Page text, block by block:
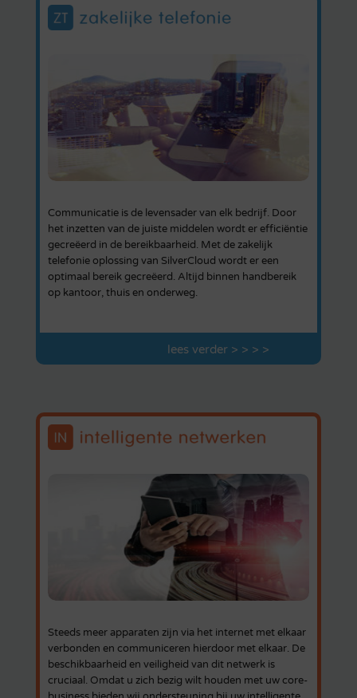
Communicatie is de levensader van elk bedrijf. Door
het inzetten van de juiste middelen wordt er efficiëntie
gecreëerd in de bereikbaarheid. Met de zakelijk
telefonie oplossing van SilverCloud wordt er een
optimaal bereik gecreëerd. Altijd binnen handbereik
op kantoor, thuis en onderweg.
lees verder > > > >
Steeds meer apparaten zijn via het internet met elkaar
verbonden en communiceren hierdoor met elkaar. De
beschikbaarheid en veiligheid van dit netwerk is
cruciaal. Omdat u zich bezig wilt houden met uw core-